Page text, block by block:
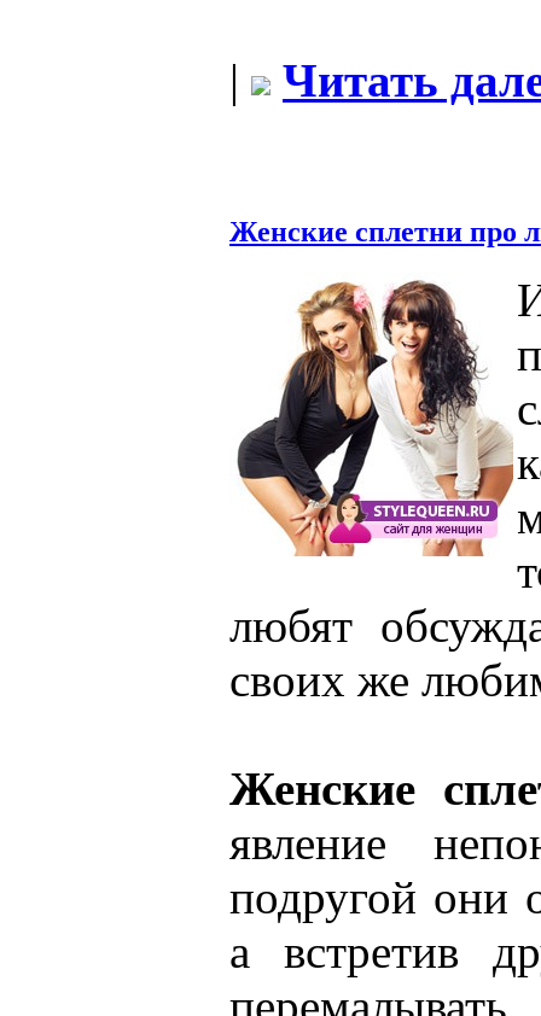
| Читать
Женские сплетни про
любят
своих же
Женские
явление
подругой они
а встретив